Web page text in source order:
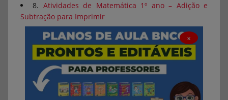
8. Atividades de Matemática 1º ano – Adição e
Subtração para Imprimir
×